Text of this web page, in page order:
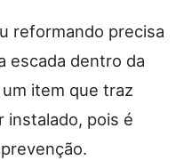
reformando precisa
escada dentro da
item que traz
instalado, pois é